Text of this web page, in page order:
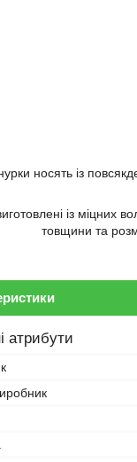
носять із
із міцних
товщини та
атрибути